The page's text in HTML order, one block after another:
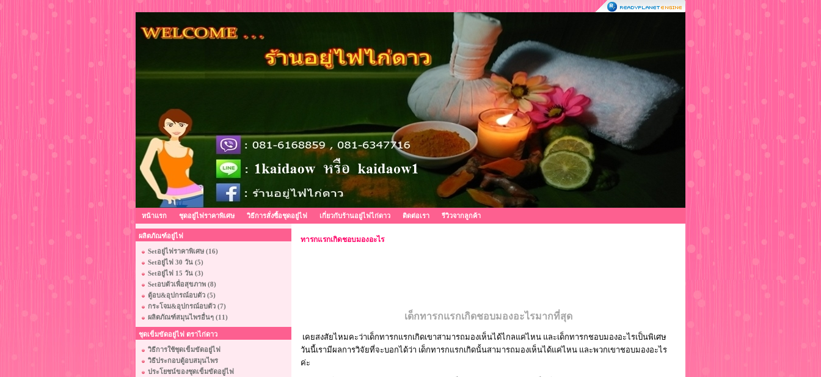
หน้าแรก ชุดอยู่ไฟราคาพิเศษ วิธีการสั่งซื้อชุดอยู่ไฟ เกี่ยวกับร้านอยู่ไฟไก่ดาว ติดต่อเรา รีวิวจากลูกค้า
ผลิตภัณฑ์อยู่ไฟ
Setอยู่ไฟราคาพิเศษ (16)
Setอยู่ไฟ 30 วัน (5)
Setอยู่ไฟ 15 วัน (3)
Setอบตัวเพื่อสุขภาพ (8)
ตู้อบ&อุปกรณ์อบตัว (5)
กระโจม&อุปกรณ์อบตัว (7)
ผลิตภัณฑ์สมุนไพรอื่นๆ (11)
ชุดเข็มขัดอยู่ไฟ ตราไก่ดาว
วิธีการใช้ชุดเข็มขัดอยู่ไฟ
วิธีประกอบตู้อบสมุนไพร
ประโยชน์ของชุดเข็มขัดอยู่ไฟ
ทารกแรกเกิดชอบมองอะไร
เด็กทารกแรกเกิดชอบมองอะไรมากที่สุด
เคยสงสัยไหมคะว่าเด็กทารกแรกเกิดเขาสามารถมองเห็นได้ไกลแค่ไหน และเด็กทารกชอบมองอะไรเป็นพิเศษ
วันนี้เรามีผลการวิจัยที่จะบอกได้ว่า เด็กทารกแรกเกิดนั้นสามารถมองเห็นได้แค่ไหน และพวกเขาชอบมองอะไร
ค่ะ